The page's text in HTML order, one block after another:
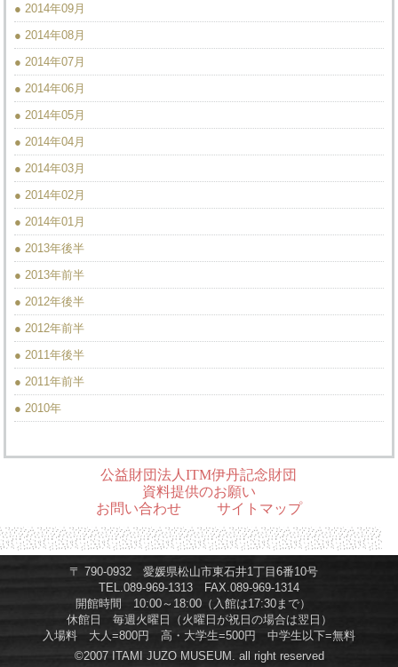
● 2014年09月
● 2014年08月
● 2014年07月
● 2014年06月
● 2014年05月
● 2014年04月
● 2014年03月
● 2014年02月
● 2014年01月
● 2013年後半
● 2013年前半
● 2012年後半
● 2012年前半
● 2011年後半
● 2011年前半
● 2010年
公益財団法人ITM伊丹記念財団
資料提供のお願い
お問い合わせ
サイトマップ
〒 790-0932 愛媛県松山市東石井1丁目6番10号
TEL.089-969-1313 FAX.089-969-1314
開館時間 10:00～18:00（入館は17:30まで）
休館日 毎週火曜日（火曜日が祝日の場合は翌日）
入場料 大人=800円 高・大学生=500円 中学生以下=無料
©2007 ITAMI JUZO MUSEUM. all right reserved